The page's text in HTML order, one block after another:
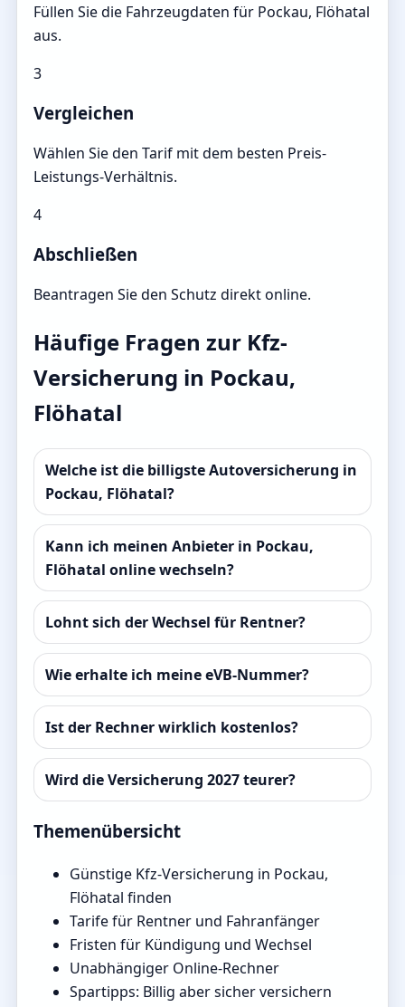
Füllen Sie die Fahrzeugdaten für Pockau, Flöhatal
aus.
3
Vergleichen
Wählen Sie den Tarif mit dem besten Preis-
Leistungs-Verhältnis.
4
Abschließen
Beantragen Sie den Schutz direkt online.
Häufige Fragen zur Kfz-
Versicherung in Pockau,
Flöhatal
Welche ist die billigste Autoversicherung in
Pockau, Flöhatal?
Kann ich meinen Anbieter in Pockau,
Flöhatal online wechseln?
Lohnt sich der Wechsel für Rentner?
Wie erhalte ich meine eVB-Nummer?
Ist der Rechner wirklich kostenlos?
Wird die Versicherung 2027 teurer?
Themenübersicht
Günstige Kfz-Versicherung in Pockau,
Flöhatal finden
Tarife für Rentner und Fahranfänger
Fristen für Kündigung und Wechsel
Unabhängiger Online-Rechner
Spartipps: Billig aber sicher versichern